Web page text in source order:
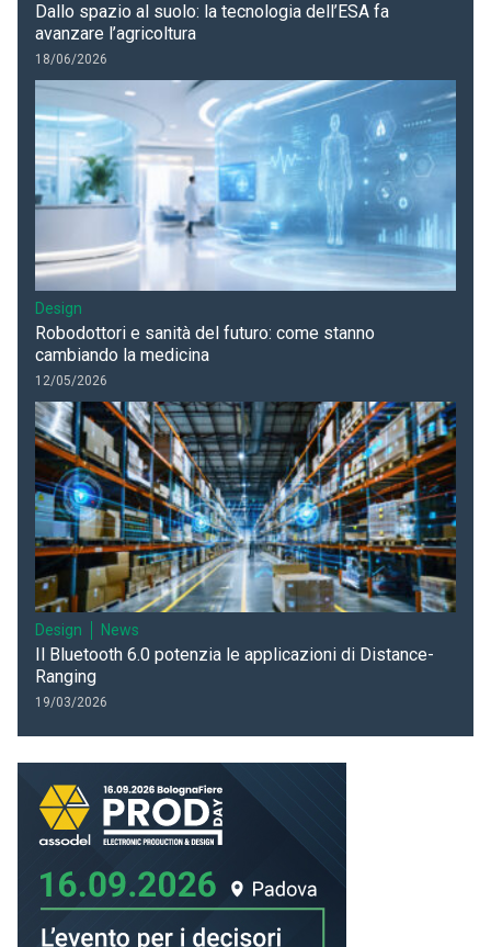
Dallo spazio al suolo: la tecnologia dell’ESA fa
avanzare l’agricoltura
18/06/2026
Design
Robodottori e sanità del futuro: come stanno
cambiando la medicina
12/05/2026
Design News
Il Bluetooth 6.0 potenzia le applicazioni di Distance-
Ranging
19/03/2026